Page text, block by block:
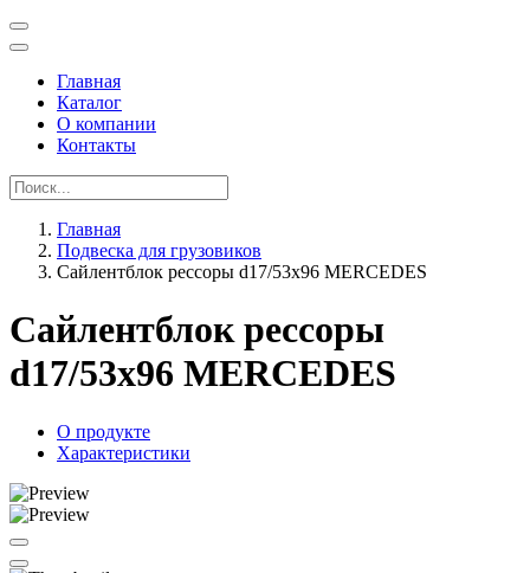
Главная
Каталог
О компании
Контакты
Главная
Подвеска для грузовиков
Сайлентблок рессоры d17/53x96 MERCEDES
Сайлентблок рессоры
d17/53x96 MERCEDES
О продукте
Характеристики